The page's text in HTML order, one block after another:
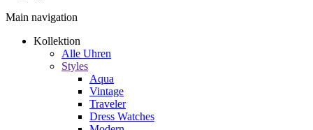
Main navigation
Kollektion
Alle Uhren
Styles
Aqua
Vintage
Traveler
Dress Watches